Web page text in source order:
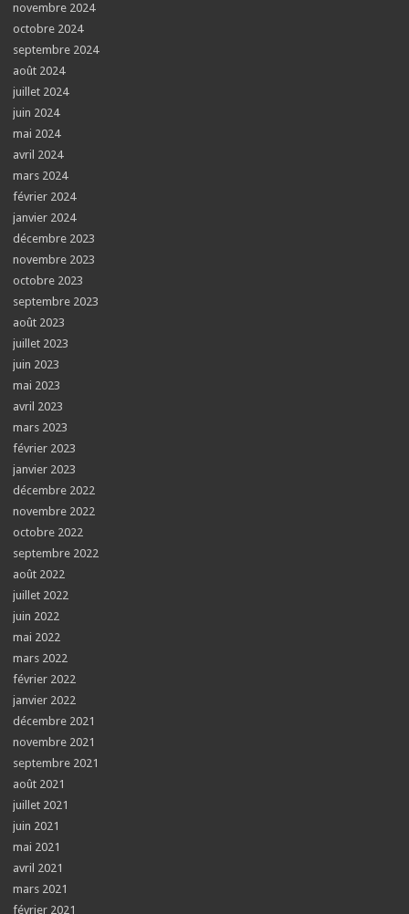
novembre 2024
octobre 2024
septembre 2024
août 2024
juillet 2024
juin 2024
mai 2024
avril 2024
mars 2024
février 2024
janvier 2024
décembre 2023
novembre 2023
octobre 2023
septembre 2023
août 2023
juillet 2023
juin 2023
mai 2023
avril 2023
mars 2023
février 2023
janvier 2023
décembre 2022
novembre 2022
octobre 2022
septembre 2022
août 2022
juillet 2022
juin 2022
mai 2022
mars 2022
février 2022
janvier 2022
décembre 2021
novembre 2021
septembre 2021
août 2021
juillet 2021
juin 2021
mai 2021
avril 2021
mars 2021
février 2021